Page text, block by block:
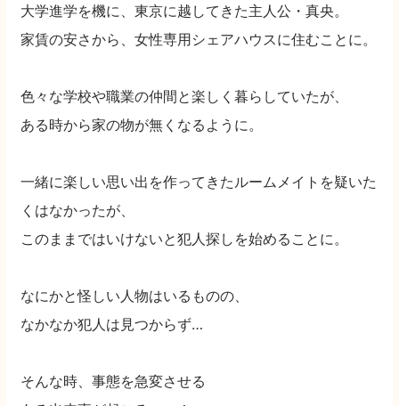
大学進学を機に、東京に越してきた主人公・真央。
家賃の安さから、女性専用シェアハウスに住むことに。
色々な学校や職業の仲間と楽しく暮らしていたが、
ある時から家の物が無くなるように。
一緒に楽しい思い出を作ってきたルームメイトを疑いた
くはなかったが、
このままではいけないと犯人探しを始めることに。
なにかと怪しい人物はいるものの、
なかなか犯人は見つからず…
そんな時、事態を急変させる